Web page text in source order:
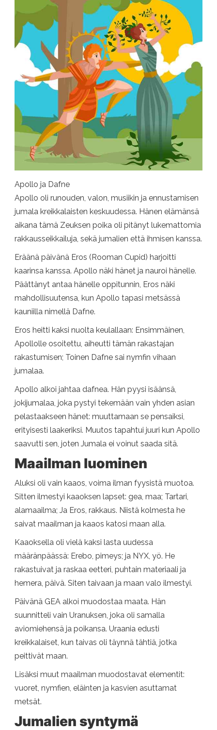
Apollo ja Dafne
Apollo oli runouden, valon, musiikin ja ennustamisen
jumala kreikkalaisten keskuudessa. Hänen elämänsä
aikana tämä Zeuksen poika oli pitänyt lukemattomia
rakkausseikkailuja, sekä jumalien että ihmisen kanssa.
Eräänä päivänä Eros (Rooman Cupid) harjoitti
kaarinsa kanssa. Apollo näki hänet ja nauroi hänelle.
Päättänyt antaa hänelle oppitunnin, Eros näki
mahdollisuutensa, kun Apollo tapasi metsässä
kauniilla nimellä Dafne.
Eros heitti kaksi nuolta keulallaan: Ensimmäinen,
Apollolle osoitettu, aiheutti tämän rakastajan
rakastumisen; Toinen Dafne sai nymfin vihaan
jumalaa.
Apollo alkoi jahtaa dafnea. Hän pyysi isäänsä,
jokijumalaa, joka pystyi tekemään vain yhden asian
pelastaakseen hänet: muuttamaan se pensaiksi,
erityisesti laakeriksi. Muutos tapahtui juuri kun Apollo
saavutti sen, joten Jumala ei voinut saada sitä.
Maailman luominen
Aluksi oli vain kaaos, voima ilman fyysistä muotoa.
Sitten ilmestyi kaaoksen lapset: gea, maa; Tartari,
alamaailma; Ja Eros, rakkaus. Niistä kolmesta he
saivat maailman ja kaaos katosi maan alla.
Kaaoksella oli vielä kaksi lasta uudessa
määränpäässä: Erebo, pimeys; ja NYX, yö. He
rakastuivat ja raskaa eetteri, puhtain materiaali ja
hemera, päivä. Siten taivaan ja maan valo ilmestyi.
Päivänä GEA alkoi muodostaa maata. Hän
suunnitteli vain Uranuksen, joka oli samalla
aviomiehensä ja poikansa. Uraania edusti
kreikkalaiset, kun taivas oli täynnä tähtiä, jotka
peittivät maan.
Lisäksi muut maailman muodostavat elementit:
vuoret, nymfien, eläinten ja kasvien asuttamat
metsät.
Jumalien syntymä